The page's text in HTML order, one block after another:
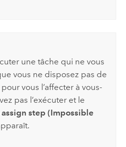
une tâche qui ne vous
vous ne disposez pas de
pour vous l’affecter à vous-
pas l’exécuter et le
step (Impossible